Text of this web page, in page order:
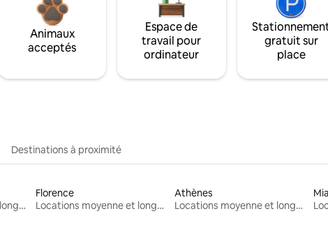
Animaux
acceptés
Espace de
travail pour
ordinateur
gratuit sur
place
Destinations à proximité
Locations moyenne et longue durée
Florence
Locations moyenne et longue durée
Athènes
Locations moyenne et longue durée